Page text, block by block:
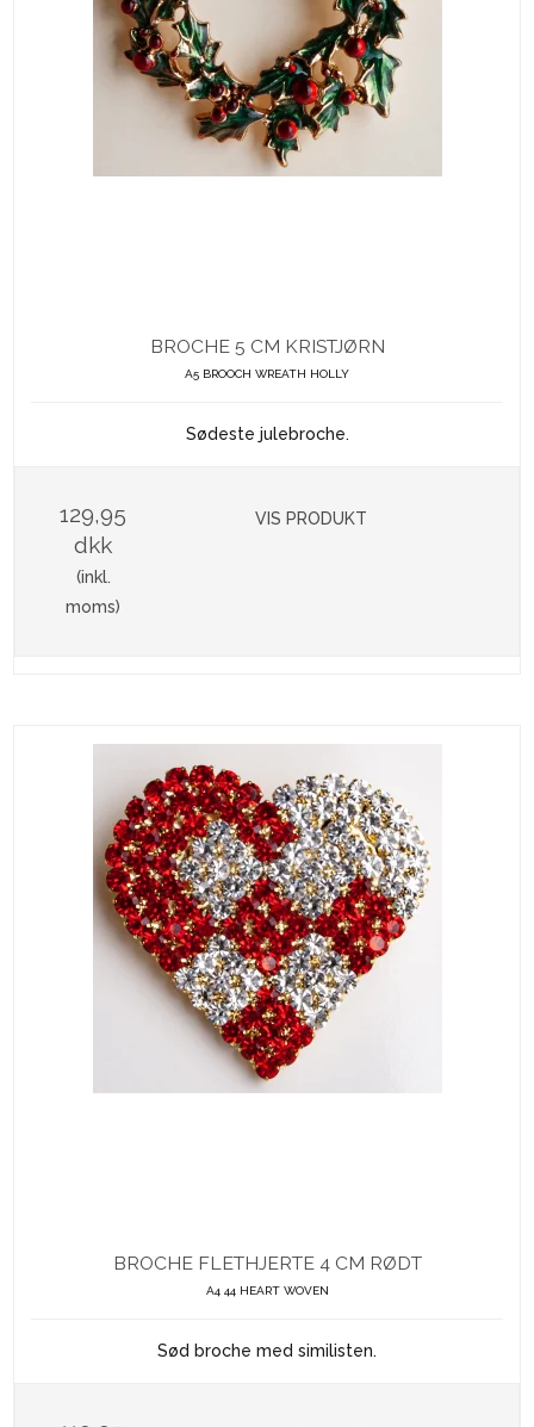
BROCHE 5 CM KRISTJØRN
A5 BROOCH WREATH HOLLY
Sødeste julebroche.
129,95
dkk
(inkl.
moms)
VIS PRODUKT
BROCHE FLETHJERTE 4 CM RØDT
A4 44 HEART WOVEN
Sød broche med similisten.